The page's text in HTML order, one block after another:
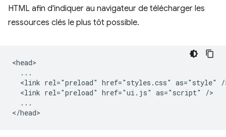
HTML afin d'indiquer au navigateur de télécharger les
ressources clés le plus tôt possible.
<head>
  ...
<link rel="preload" href="styles.css" as="style"
  <link rel="preload" href="ui.js" as="script" />
  ...